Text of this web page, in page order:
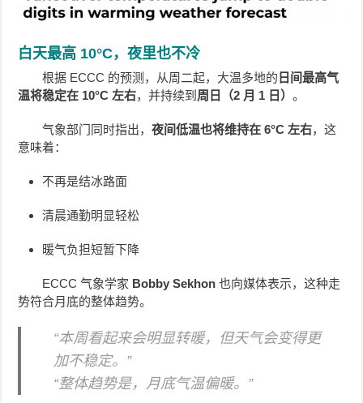
白天最高 10°C，夜里也不冷
根据 ECCC 的预测，从周二起，大温多地的 日间最高气
温将稳定在 10°C 左右，并持续到 周日（2 月 1 日）。
气象部门同时指出，夜间低温也将维持在 6°C 左右，这
意味着：
不再是结冰路面
清晨通勤明显轻松
暖气负担短暂下降
ECCC 气象学家 Bobby Sekhon 也向媒体表示，这种走
势符合月底的整体趋势。
“本周看起来会明显转暖，但天气会变得更
加不稳定。”
“整体趋势是，月底气温偏暖。”